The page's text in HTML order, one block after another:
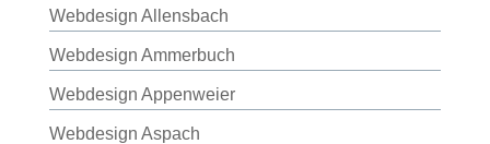
Webdesign Allensbach
Webdesign Ammerbuch
Webdesign Appenweier
Webdesign Aspach